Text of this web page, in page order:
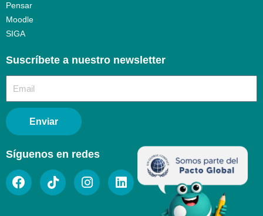
Pensar
Moodle
SIGA
Suscríbete a nuestro newsletter​
Enviar
Síguenos en redes